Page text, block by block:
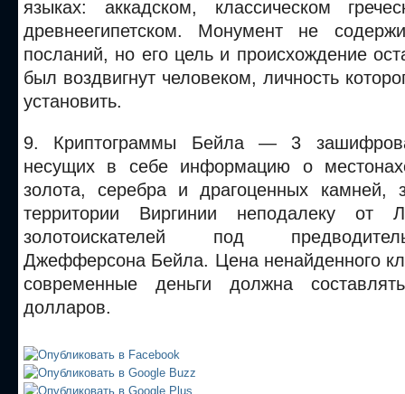
языках: аккадском, классическом
древнеегипетском. Монумент не
посланий, но его цель и происхождение
был воздвигнут человеком, личность
установить.
9. Криптограммы Бейла — 3
несущих в себе информацию о
золота, серебра и драгоценных камней,
территории Виргинии неподалеку от
золотоискателей под
Джефферсона Бейла. Цена ненайденного
современные деньги должна
долларов.